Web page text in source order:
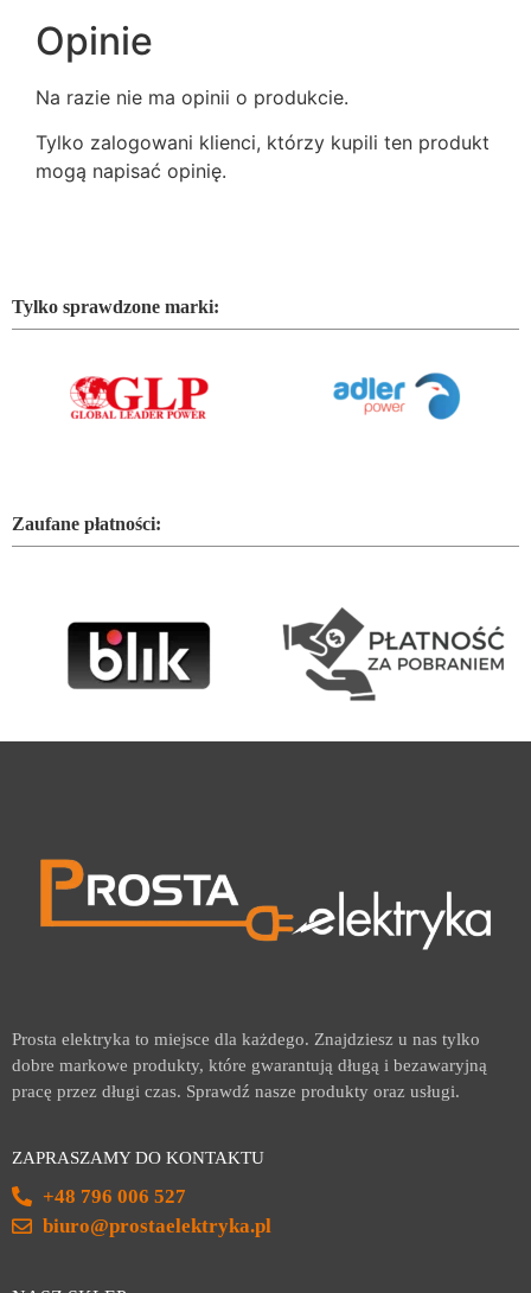
Opinie
Na razie nie ma opinii o produkcie.
Tylko zalogowani klienci, którzy kupili ten produkt
mogą napisać opinię.
Tylko sprawdzone marki:
Zaufane płatności:
Prosta elektryka to miejsce dla każdego. Znajdziesz u nas tylko
dobre markowe produkty, które gwarantują długą i bezawaryjną
pracę przez długi czas. Sprawdź nasze produkty oraz usługi.
ZAPRASZAMY DO KONTAKTU
+48 796 006 527
biuro@prostaelektryka.pl